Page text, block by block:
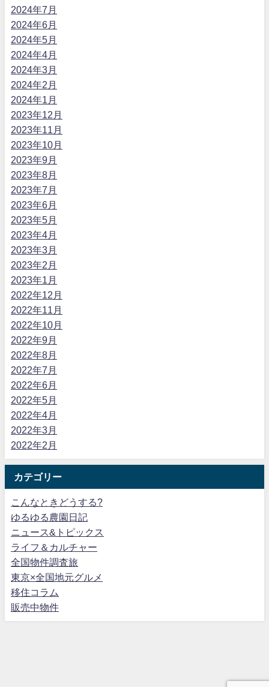
2024年7月
2024年6月
2024年5月
2024年4月
2024年3月
2024年2月
2024年1月
2023年12月
2023年11月
2023年10月
2023年9月
2023年8月
2023年7月
2023年6月
2023年5月
2023年4月
2023年3月
2023年2月
2023年1月
2022年12月
2022年11月
2022年10月
2022年9月
2022年8月
2022年7月
2022年6月
2022年5月
2022年4月
2022年3月
2022年2月
カテゴリー
こんなときどうする?
ゆるゆる農園日記
ニュース&トピックス
ライフ＆カルチャー
全国物件調査旅
東京×全国地元グルメ
移住コラム
販売中物件